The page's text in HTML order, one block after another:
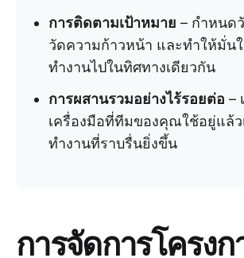
การติดตามเป้าหมาย – กำหนด
วัดความก้าวหน้า และทำให้มั่น
ทำงานไปในทิศทางเดียวกัน
การผสานรวมอย่างไร้รอยต่อ –
เครื่องมือที่ทีมของคุณใช้อยู่แล้ว
ทำงานที่ราบรื่นยิ่งขึ้น
การจัดการโครงก